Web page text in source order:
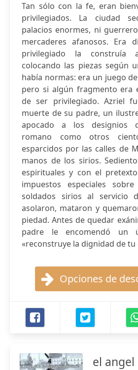
Tan sólo con la fe, eran
privilegiados. La ciudad
palacios enormes, ni
mercaderes afanosos. Era
privilegiado la construía
colocando las piezas según
había normas: era un juego
pero si algún fragmento era
de ser privilegiado. Azriel
muerte de su padre, un
apocado a los designios
romano como otros
esparcidos por las calles de
manos de los sirios.
espirituales y con el
impuestos especiales
soldados sirios al servicio
asolaron, mataron y
piedad. Antes de quedar
padre le encomendó un
«reconstruye la dignidad de tu
Opciones de
el angel